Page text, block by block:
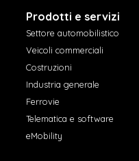
Prodotti e servizi
Settore automobilistico
Veicoli commerciali
Costruzioni
Industria generale
Ferrovie
Telematica e software
eMobility